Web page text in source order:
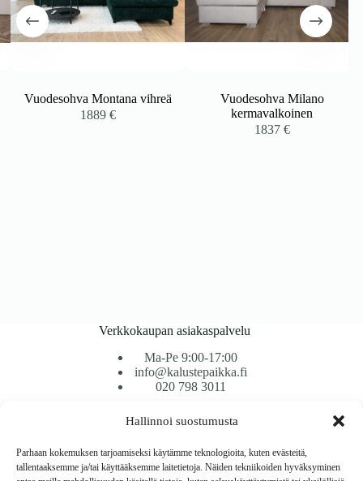
Hallinnoi suostumusta
Parhaan kokemuksen tarjoamiseksi käytämme teknologioita, kuten evästeitä,
tallentaaksemme ja/tai käyttääksemme laitetietoja. Näiden tekniikoiden hyväksyminen
Vuodesohva Montana vihreä
1889€
Vuodesohva Milano
kermavalkoinen
1837€
Verkkokaupan asiakaspalvelu
Ma-Pe 9:00-17:00
info@kalustepaikka.fi
020 798 3011
Tavarantoimitus / Maksutavat
Toimitustavat
Maksutavat